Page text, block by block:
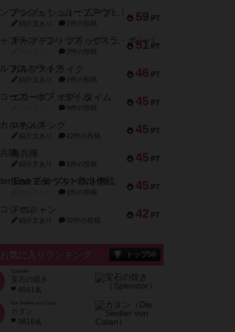
59 PT
アンブッシュ！：ムーブアウト！
紹介文あり 1件の投稿
51 PT
キャプテン・フリップ：イスラ・ボンバ
2件の投稿
46 PT
ガルフストライク
紹介文あり 1件の投稿
45 PT
エコーズ・オブ・タイム
8件の投稿
45 PT
スカルキング
紹介文あり 12件の投稿
45 PT
海兵隊
紹介文あり 1件の投稿
45 PT
Bitter End ブタペスト救出作戦
1件の投稿
42 PT
ドコジャン
紹介文あり 10件の投稿
お気に入りランキング トップ50
宝石の煌き
4041名
Die Siedler von Catan
カタン
3616名